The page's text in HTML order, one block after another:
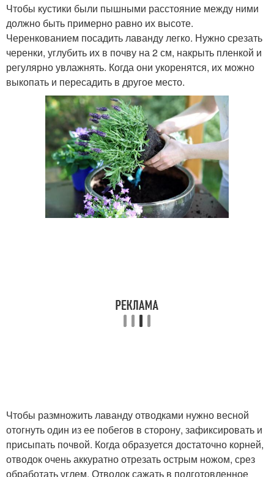
Чтобы кустики были пышными расстояние между ними
должно быть примерно равно их высоте.
Черенкованием посадить лаванду легко. Нужно срезать
черенки, углубить их в почву на 2 см, накрыть пленкой и
регулярно увлажнять. Когда они укоренятся, их можно
выкопать и пересадить в другое место.
Чтобы размножить лаванду отводками нужно весной
отогнуть один из ее побегов в сторону, зафиксировать и
присыпать почвой. Когда образуется достаточно корней,
отводок очень аккуратно отрезать острым ножом, срез
обработать углем. Отводок сажать в подготовленное